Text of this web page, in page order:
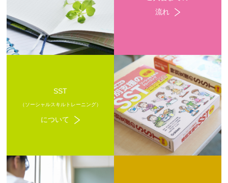
流れ
SST
（ソーシャルスキルトレーニング）
について